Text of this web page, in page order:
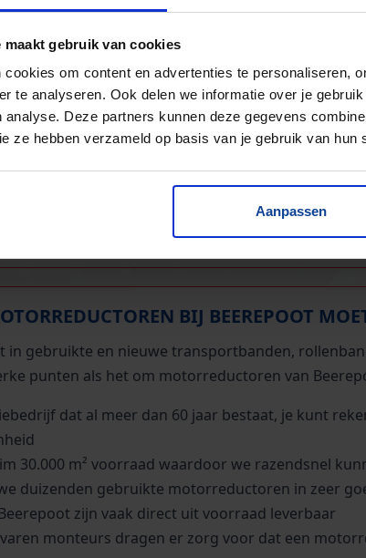
maakt gebruik van cookies
cookies om content en advertenties te personaliseren,
te analyseren. Ook delen we informatie over je
analyse. Deze partners kunnen deze gegevens
ze hebben verzameld op basis van je gebruik van hun
Aanpassen
TOEPASSINGEN VAN EEN
Motorreductoren vind je in
automobielsector in elektrische
en ruimtevaart in hydraulische systemen
infrastructuur in kranen, graafmachines
zonnepaneel-trackers.
BIJ BEEREPOOT
in gebruikte en nieuwe transportbanden,
punten als het om motorreductoren van
dat al meer dan 60 jaar bestaat, je kunt
30.000 m² voorraad waardoor we razendsnel
duizenden gebruikte motorreductoren in zeer
zijn vaak direct uit voorraad leverbaar
monteurs dragen er zorg voor dat een